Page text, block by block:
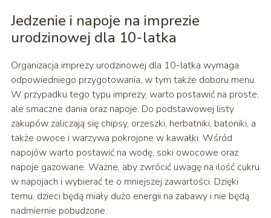
Jedzenie i napoje na imprezie
urodzinowej dla 10-latka
Organizacja imprezy urodzinowej dla 10-latka wymaga
odpowiedniego przygotowania, w tym także doboru menu.
W przypadku tego typu imprezy, warto postawić na proste,
ale smaczne dania oraz napoje. Do podstawowej listy
zakupów zaliczają się chipsy, orzeszki, herbatniki, batoniki, a
także owoce i warzywa pokrojone w kawałki. Wśród
napojów warto postawić na wodę, soki owocowe oraz
napoje gazowane. Ważne, aby zwrócić uwagę na ilość cukru
w napojach i wybierać te o mniejszej zawartości. Dzięki
temu, dzieci będą miały dużo energii na zabawy i nie będą
nadmiernie pobudzone.